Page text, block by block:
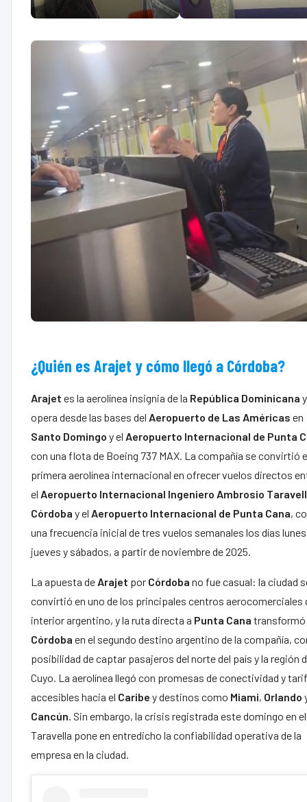
¿Quién es Arajet y cómo llegó a Córdoba?
Arajet es la aerolínea insignia de la República Dominicana y
opera desde las bases del Aeropuerto de Las Américas en
Santo Domingo y el Aeropuerto Internacional de Punta
con una flota de Boeing 737 MAX. La compañía se convirtió
primera aerolínea internacional en ofrecer vuelos directos
el Aeropuerto Internacional Ingeniero Ambrosio
Córdoba y el Aeropuerto Internacional de Punta Cana,
una frecuencia inicial de tres vuelos semanales los días
jueves y sábados, a partir de noviembre de 2025.
La apuesta de Arajet por Córdoba no fue casual: la ciudad
convirtió en uno de los principales centros aerocomerciales
interior argentino, y la ruta directa a Punta Cana transformó
Córdoba en el segundo destino argentino de la compañía,
posibilidad de captar pasajeros del norte del país y la región
Cuyo. La aerolínea llegó con promesas de conectividad y
accesibles hacia el Caribe y destinos como Miami, Orlando
Cancún. Sin embargo, la crisis registrada este domingo en el
Taravella pone en entredicho la confiabilidad operativa de la
empresa en la ciudad.